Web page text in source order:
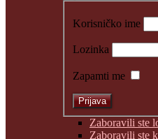
Korisničko ime
Lozinka
Zapamti me
Zaboravili ste
Zaboravili ste